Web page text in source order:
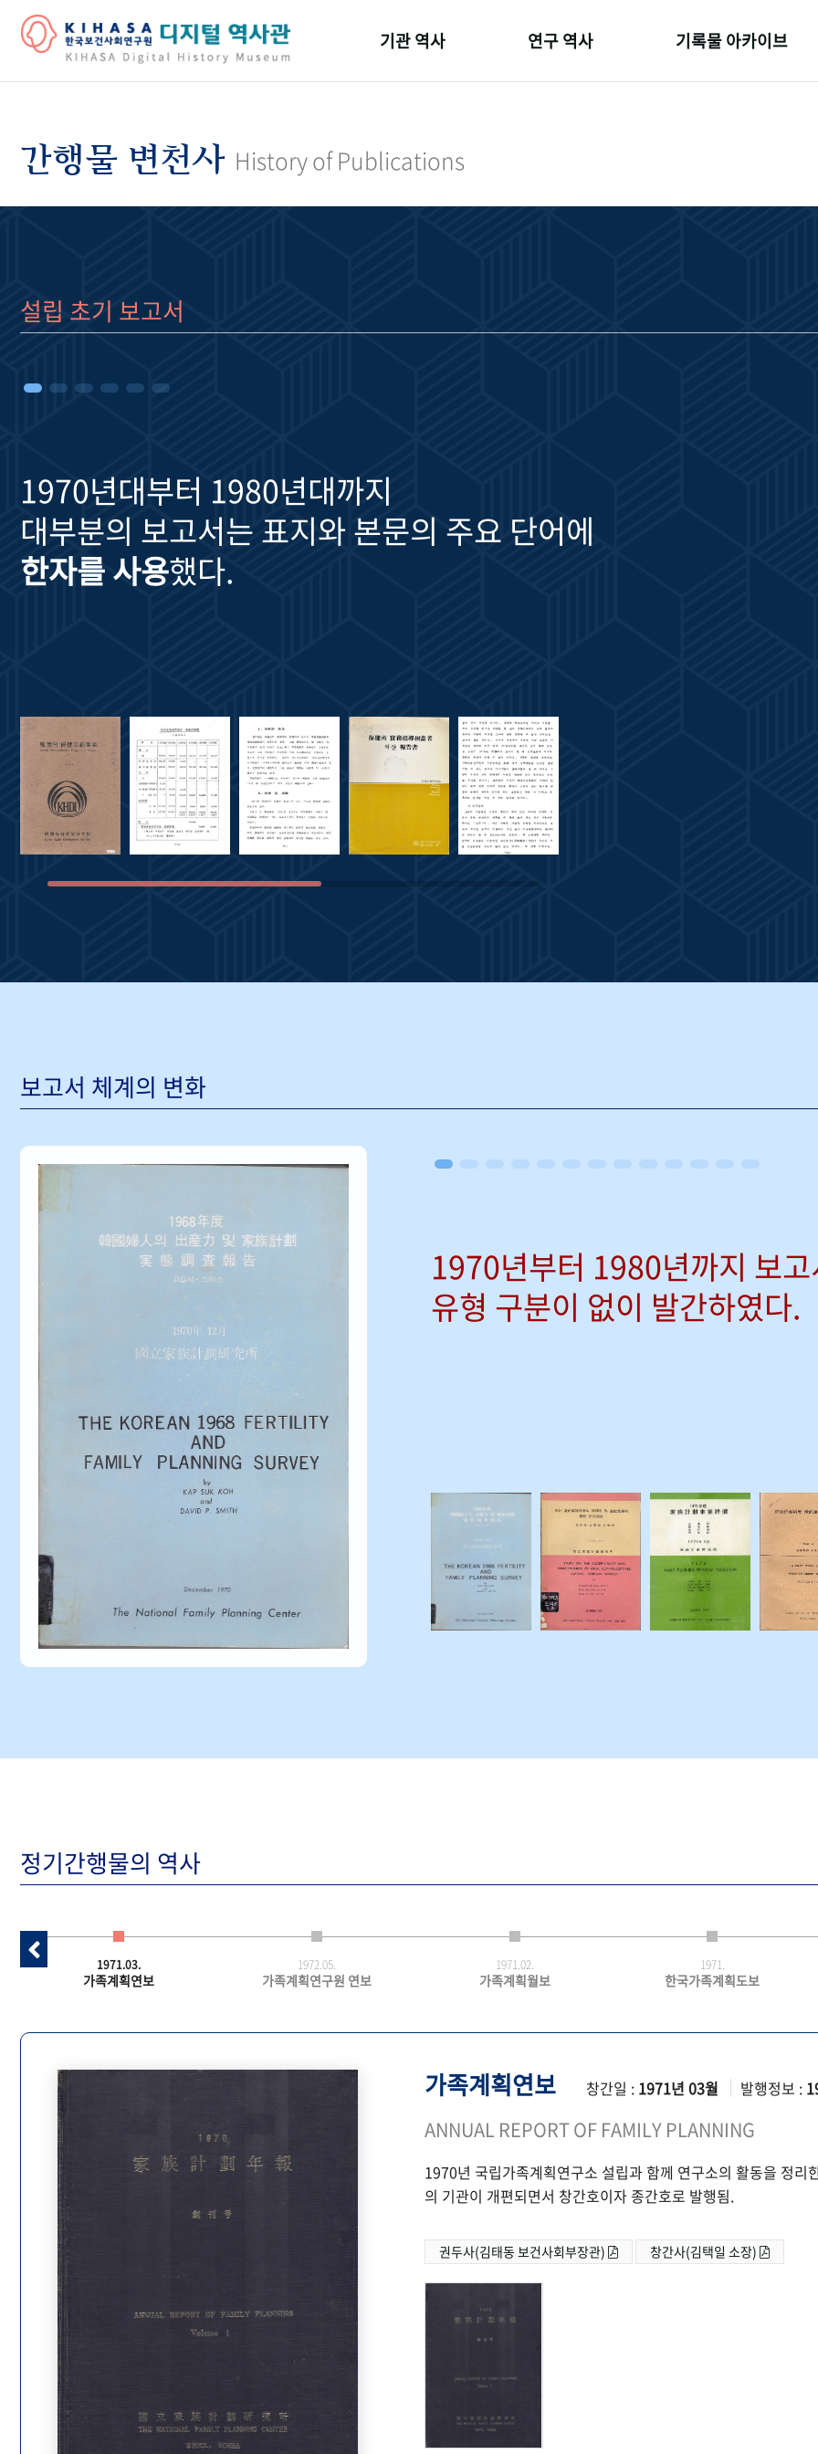
기관 역사
기관 변천사
연구 역사 기록물 아카이브
간행물 변천사 History of Publications
설립 초기 보고서
1970년대부터 1980년대까지
대부분의 보고서는 표지와 본문의 주요 단어에
한자를 사용했다.
보고서 체계의 변화
1970년부터 1980년까지 보
유형 구분이 없이 발간하였다.
정기간행물의 역사
1971.03.
가족계획연보
1972.05.
가족계획연구원 연보
1971.02.
가족계획월보
1971.
한국가족계획도보
가족계획연보 창간일 : 1971년 03월 발행정보 :
ANNUAL REPORT OF FAMILY PLANNING
1970년 국립가족계획연구소 설립과 함께 연구소의 활동을 정
의 기관이 개편되면서 창간호이자 종간호로 발행됨.
권두사(김태동 보건사회부장관) 창간사(김택일 소장)